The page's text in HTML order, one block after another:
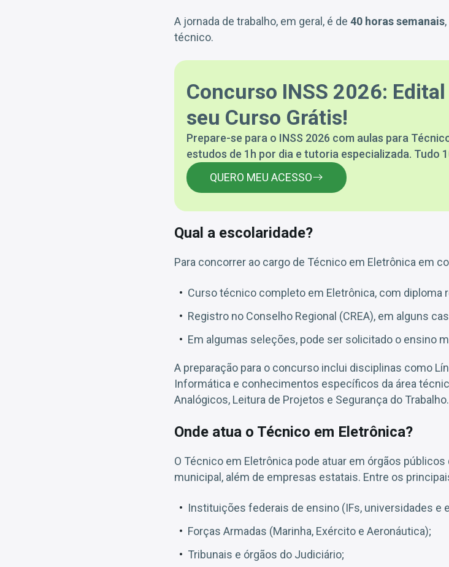
A jornada de trabalho, em geral, é de 40 horas semanais
técnico.
Concurso INSS 2026:
seu Curso Grátis!
Prepare-se para o INSS 2026 com aulas para
estudos de 1h por dia e tutoria especializada. Tudo
QUERO MEU ACESSO
Qual a escolaridade?
Para concorrer ao cargo de Técnico em Eletrônica em
Curso técnico completo em Eletrônica, com diploma
Registro no Conselho Regional (CREA), em alguns
Em algumas seleções, pode ser solicitado o ensino
A preparação para o concurso inclui disciplinas como
Informática e conhecimentos específicos da área
Analógicos, Leitura de Projetos e Segurança do Trabalho.
Onde atua o Técnico em Eletrônica?
O Técnico em Eletrônica pode atuar em órgãos
municipal, além de empresas estatais. Entre os
Instituições federais de ensino (IFs, universidades e
Forças Armadas (Marinha, Exército e Aeronáutica);
Tribunais e órgãos do Judiciário;